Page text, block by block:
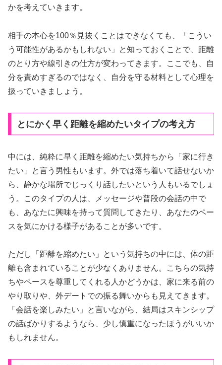
かを考えていきます。
相手の本心を100％見抜くことはできなくても、「こうい
う可能性があるかもしれない」と知っておくことで、距離
のとり方や線引きの仕方が変わってきます。ここでも、自
分を責めすぎるのではなく、自分を守る材料として心理を
扱っていきましょう。
とにかく早く距離を縮めたいタイプの考え方
中には、純粋に早く距離を縮めたい気持ちから「家に行き
たい」と言う男性もいます。外では落ち着いて話せないか
ら、静かな場所でじっくり話したいという人もいるでしょ
う。このタイプの人は、メッセージや普段の会話の中で
も、あなたに興味を持って質問してきたり、あなたのペー
スを気にかける様子があることが多いです。
ただし「距離を縮めたい」という気持ちの中には、体の距
離も含まれていることが少なくありません。こちらの気持
ちやペースを尊重してくれる人かどうかは、家に来る前の
やり取りや、外デートでの振る舞いからも見えてきます。
「会話を楽しみたい」と言いながら、結局はスキンシップ
の話ばかりするようなら、少し慎重になったほうがいいか
もしれません。